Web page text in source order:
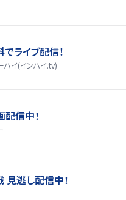
ライブ配信！
ハイ(インハイ.tv)
信中！
逃し配信中！